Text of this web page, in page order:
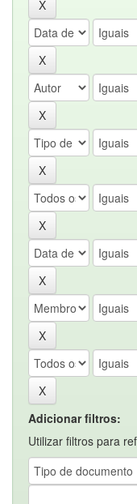
Adicionar filtros:
Utilizar filtros para